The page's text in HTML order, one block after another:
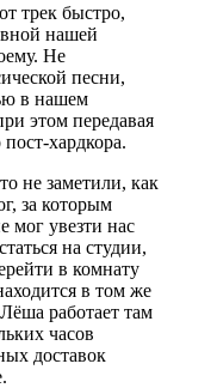
трек быстро,
нашей
Не
песни,
в нашем
этом передавая
хардкора.
не заметили, как
за которым
мог увезти нас
на студии,
в комнату
в том же
работает там
часов
доставок